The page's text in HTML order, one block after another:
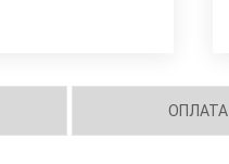
ОПЛАТА